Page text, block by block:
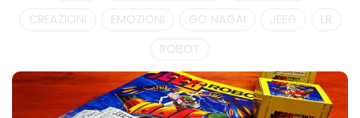
CREAZIONI EMOZIONI GO NAGAI JEEG
LR
ROBOT